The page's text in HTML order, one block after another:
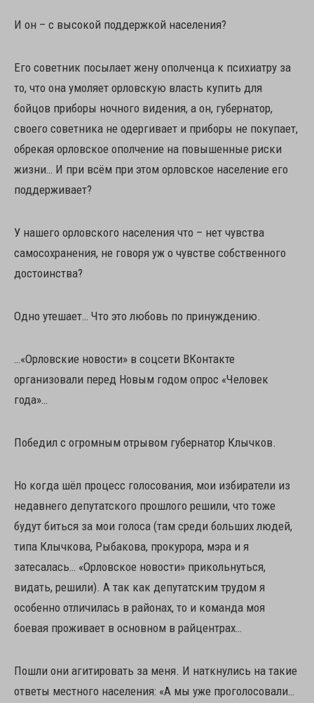
И он – с высокой поддержкой населения?
Его советник посылает жену ополченца к психиатру за
то, что она умоляет орловскую власть купить для
бойцов приборы ночного видения, а он, губернатор,
своего советника не одергивает и приборы не покупает,
обрекая орловское ополчение на повышенные риски
жизни… И при всём при этом орловское население его
поддерживает?
У нашего орловского населения что – нет чувства
самосохранения, не говоря уж о чувстве собственного
достоинства?
Одно утешает… Что это любовь по принуждению.
…«Орловские новости» в соцсети ВКонтакте
организовали перед Новым годом опрос «Человек
года»…
Победил с огромным отрывом губернатор Клычков.
Но когда шёл процесс голосования, мои избиратели из
недавнего депутатского прошлого решили, что тоже
будут биться за мои голоса (там среди больших людей,
типа Клычкова, Рыбакова, прокурора, мэра и я
затесалась… «Орловское новости» прикольнуться,
видать, решили). А так как депутатским трудом я
особенно отличилась в районах, то и команда моя
боевая проживает в основном в райцентрах…
Пошли они агитировать за меня. И наткнулись на такие
ответы местного населения: «А мы уже проголосовали…